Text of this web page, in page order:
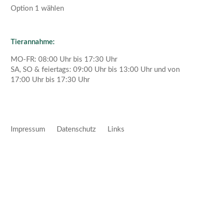
Option 1 wählen
Tierannahme:
MO-FR: 08:00 Uhr bis 17:30 Uhr
SA, SO & feiertags: 09:00 Uhr bis 13:00 Uhr und von
17:00 Uhr bis 17:30 Uhr
Impressum Datenschutz Links